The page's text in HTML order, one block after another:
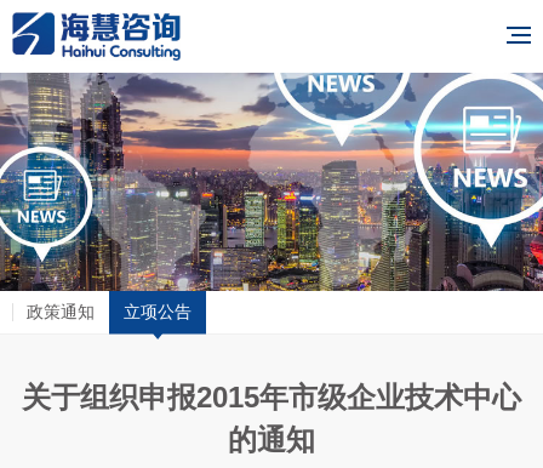
政策通知 立项公告
关于组织申报2015年市级企业技术中心
的通知